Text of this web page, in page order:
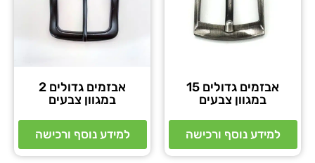
אבזמים גדולים 15
במגוון צבעים
למידע נוסף ורכישה
אבזמים גדולים 2
במגוון צבעים
למידע נוסף ורכישה